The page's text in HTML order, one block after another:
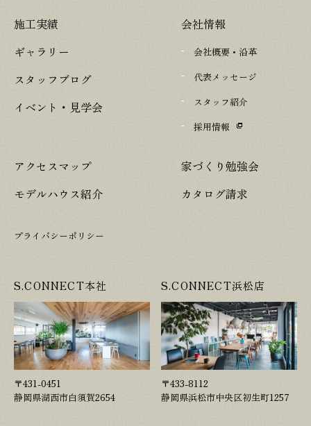
施工実績
ギャラリー
スタッフブログ
イベント・見学会
会社情報
会社概要・沿革
代表メッセージ
スタッフ紹介
採用情報
アクセスマップ
モデルハウス紹介
家づくり勉強会
カタログ請求
プライバシーポリシー
S.CONNECT本社
〒431-0451
静岡県湖西市白須賀2654
S.CONNECT浜松店
〒433-8112
静岡県浜松市中央区初生町1257